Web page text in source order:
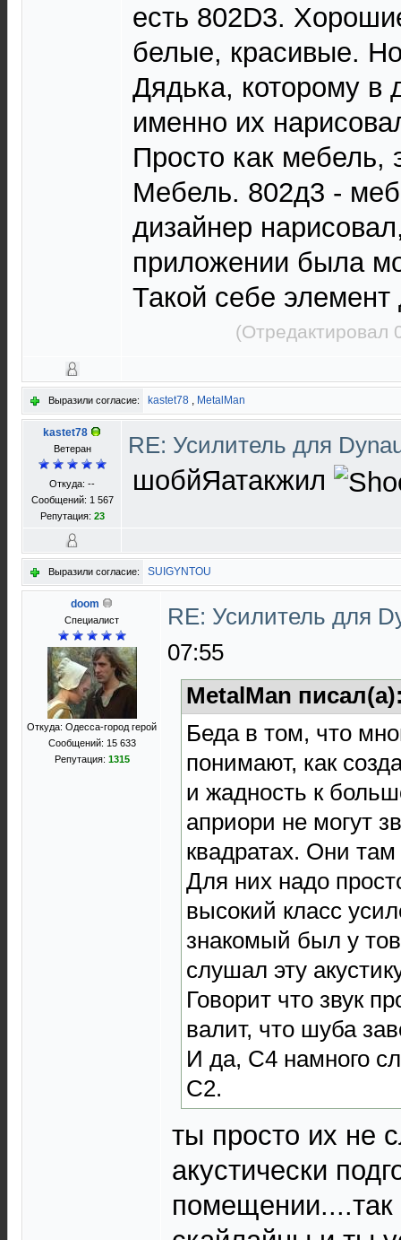
есть 802D3.
белые, красивые.
Дядька, которому в
именно их
Просто как мебель,
Мебель. 802д3 -
дизайнер
приложении была
Такой себе элемент
(Отредактировал
Выразили согласие: kastet78 , MetalMan
kastet78
Ветеран
Откуда: --
Сообщений: 1 567
Репутация: 23
RE: Усилитель для
шобйЯатакжил
Выразили согласие: SUIGYNTOU
doom
Специалист
Откуда: Одесса-город герой
Сообщений: 15 633
Репутация: 1315
RE: Усилитель для
07:55
MetalMan
Беда в том, что
понимают, как
и жадность к
априори не могут
квадратах. Они там
Для них надо
высокий класс
знакомый был у
слушал эту
Говорит что звук
валит, что шуба
И да, С4 намного
С2.
ты просто их не
акустически
помещении....так